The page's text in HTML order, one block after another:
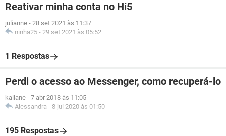
Reativar minha conta no Hi5
julianne - 28 set 2021 às 11:37
ninha25 - 29 set 2021 às 05:52
1 Respostas
Perdi o acesso ao Messenger, como recuperá-lo
kailane - 7 abr 2018 às 11:05
Alessandra - 8 jul 2020 às 01:50
195 Respostas